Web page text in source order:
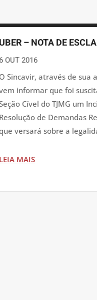
UBER – NOTA DE
6 OUT 2016
O Sincavir, através de sua
informar que foi
Cível do TJMG um
Resolução de Demandas
versará sobre a
LEIA MAIS